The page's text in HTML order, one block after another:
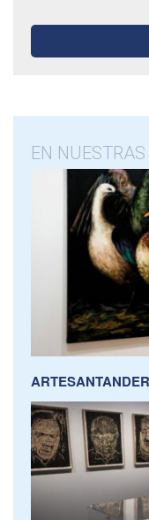
EN NUESTRAS